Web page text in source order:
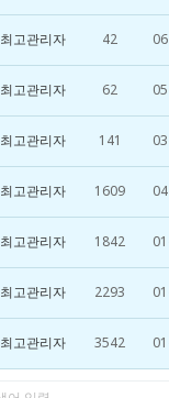
최고관리자 42
최고관리자 62
최고관리자 141
최고관리자 1609
최고관리자 1842
최고관리자 2293
최고관리자 3542